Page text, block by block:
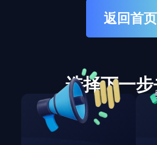
返回首页
选择下一